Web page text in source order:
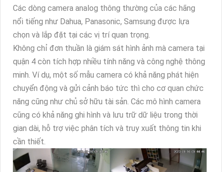
Các dòng camera analog thông thường của các hãng
nổi tiếng như Dahua, Panasonic, Samsung được lựa
chọn và lắp đặt tại các vị trí quan trọng.
Không chỉ đơn thuần là giám sát hình ảnh mà camera tại
quận 4 còn tích hợp nhiều tính năng và công nghệ thông
minh. Ví dụ, một số mẫu camera có khả năng phát hiện
chuyển động và gửi cảnh báo tức thì cho cơ quan chức
năng cũng như chủ sở hữu tài sản. Các mô hình camera
cũng có khả năng ghi hình và lưu trữ dữ liệu trong thời
gian dài, hỗ trợ việc phân tích và truy xuất thông tin khi
cần thiết.